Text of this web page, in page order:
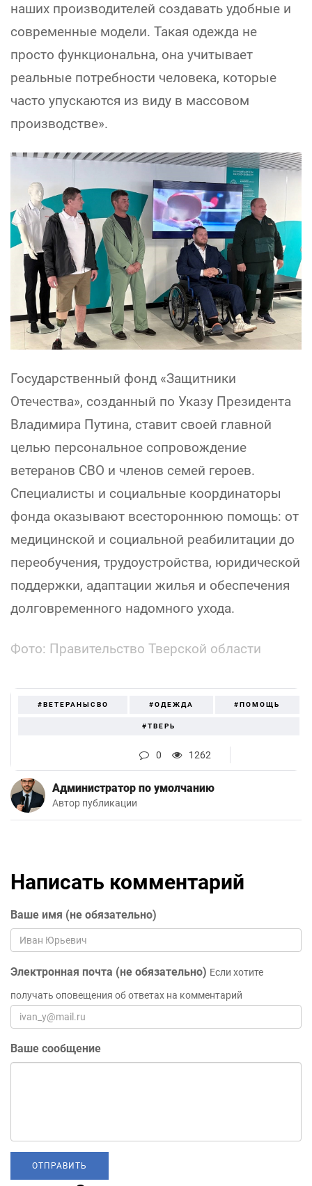
наших производителей создавать удобные и
современные модели. Такая одежда не
просто функциональна, она учитывает
реальные потребности человека, которые
часто упускаются из виду в массовом
производстве».
Государственный фонд «Защитники
Отечества», созданный по Указу Президента
Владимира Путина, ставит своей главной
целью персональное сопровождение
ветеранов СВО и членов семей героев.
Специалисты и социальные координаторы
фонда оказывают всестороннюю помощь: от
медицинской и социальной реабилитации до
переобучения, трудоустройства, юридической
поддержки, адаптации жилья и обеспечения
долговременного надомного ухода.
Фото: Правительство Тверской области
#ВЕТЕРАНЫСВО #ОДЕЖДА #ПОМОЩЬ
#ТВЕРЬ
0 1262
Администратор по умолчанию
Автор публикации
Написать комментарий
Ваше имя (не обязательно)
Электронная почта (не обязательно) Если хотите
получать оповещения об ответах на комментарий
Ваше сообщение